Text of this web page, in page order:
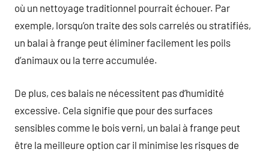
où un nettoyage traditionnel pourrait échouer. Par
exemple, lorsqu’on traite des sols carrelés ou stratifiés,
un balai à frange peut éliminer facilement les poils
d’animaux ou la terre accumulée.
De plus, ces balais ne nécessitent pas d’humidité
excessive. Cela signifie que pour des surfaces
sensibles comme le bois verni, un balai à frange peut
être la meilleure option car il minimise les risques de